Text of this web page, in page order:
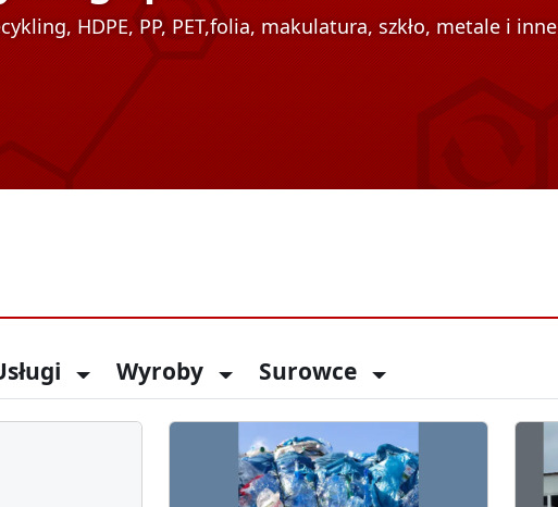
HDPE, PP, PET,folia, makulatura, szkło, metale i inne
Wyroby Surowce